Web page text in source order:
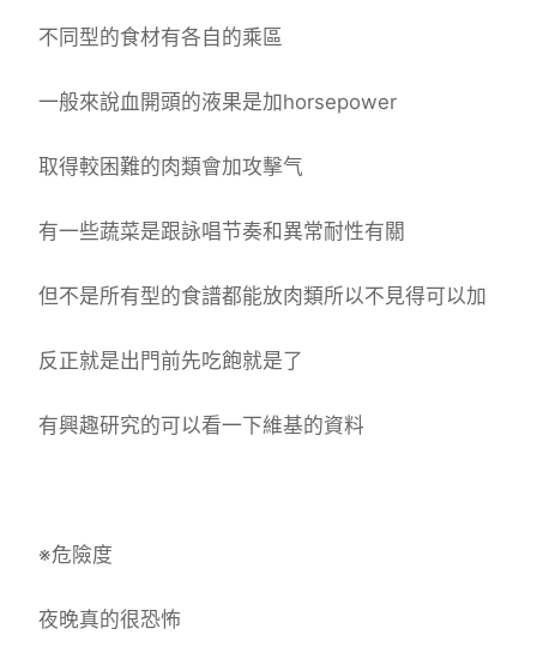
不同型的食材有各自的乘區
一般來說血開頭的液果是加horsepower
取得較困難的肉類會加攻擊气
有一些蔬菜是跟詠唱节奏和異常耐性有關
但不是所有型的食譜都能放肉類所以不見得可以加
反正就是出門前先吃飽就是了
有興趣研究的可以看一下維基的資料
※危險度
夜晚真的很恐怖